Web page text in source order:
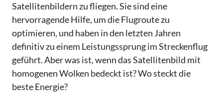
Satellitenbildern zu fliegen. Sie sind eine
hervorragende Hilfe, um die Flugroute zu
optimieren, und haben in den letzten Jahren
definitiv zu einem Leistungssprung im Streckenflug
geführt. Aber was ist, wenn das Satellitenbild mit
homogenen Wolken bedeckt ist? Wo steckt die
beste Energie?